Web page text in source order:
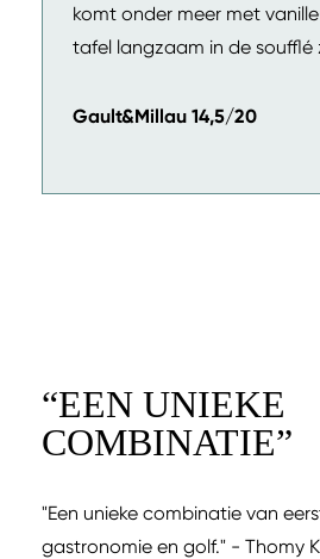
komt onder meer met
tafel langzaam in de soufflé
Gault&Millau 14,5/20
“EEN UNIEKE
COMBINATIE”
"Een unieke combinatie van
gastronomie en golf." - Thomy